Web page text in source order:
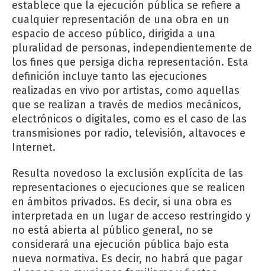
establece que la ejecución pública se refiere a
cualquier representación de una obra en un
espacio de acceso público, dirigida a una
pluralidad de personas, independientemente de
los fines que persiga dicha representación. Esta
definición incluye tanto las ejecuciones
realizadas en vivo por artistas, como aquellas
que se realizan a través de medios mecánicos,
electrónicos o digitales, como es el caso de las
transmisiones por radio, televisión, altavoces e
Internet.
Resulta novedoso la exclusión explícita de las
representaciones o ejecuciones que se realicen
en ámbitos privados. Es decir, si una obra es
interpretada en un lugar de acceso restringido y
no está abierta al público general, no se
considerará una ejecución pública bajo esta
nueva normativa. Es decir, no habrá que pagar